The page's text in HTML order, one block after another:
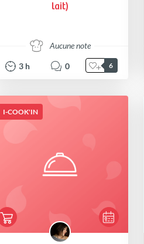
lait)
Aucune note
3 h 0 6
I-COOK'IN